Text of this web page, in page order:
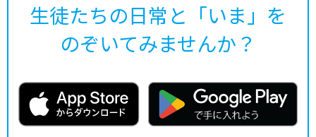
生徒たちの日常と「いま」を
のぞいてみませんか？